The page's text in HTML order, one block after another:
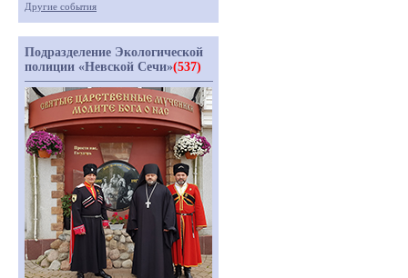
Другие события
Подразделение Экологической
полиции «Невской Сечи»(537)